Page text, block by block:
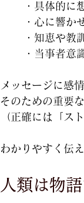
・具体的に
・心に響か
・知恵や教
・当事者意
メッセージに感
そのための重要
（正確には「ス
わかりやすく伝
人類は物